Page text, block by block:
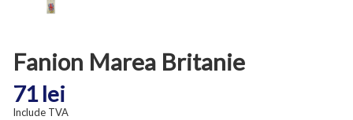
Fanion Marea Britanie
71 lei
Include TVA